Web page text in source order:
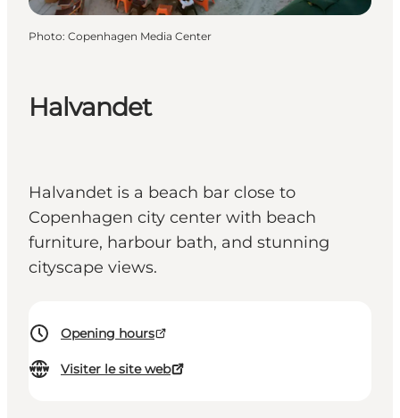
Halvandet
Halvandet is a beach bar close to
Copenhagen city center with beach
furniture, harbour bath, and stunning
cityscape views.
Opening hours
Visiter le site web
Photo: Copenhagen Media Center